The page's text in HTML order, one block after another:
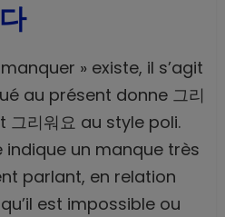
» existe, il s’agit
au présent donne 그리
리워요 au style poli.
un manque très
parlant, en relation
est impossible ou